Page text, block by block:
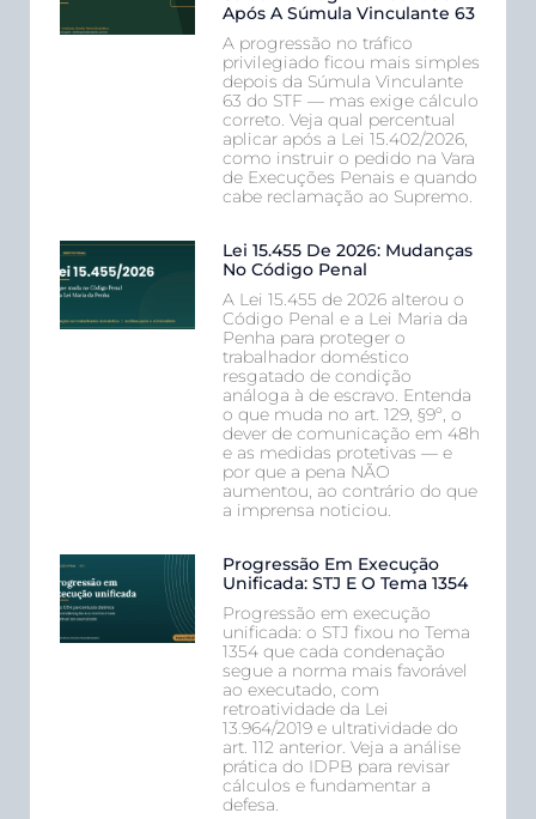
Após A Súmula Vinculante 63
A progressão no tráfico
privilegiado ficou mais simples
depois da Súmula Vinculante
63 do STF — mas exige cálculo
correto. Veja qual percentual
aplicar após a Lei 15.402/2026,
como instruir o pedido na Vara
de Execuções Penais e quando
cabe reclamação ao Supremo.
Lei 15.455 De 2026: Mudanças
No Código Penal
A Lei 15.455 de 2026 alterou o
Código Penal e a Lei Maria da
Penha para proteger o
trabalhador doméstico
resgatado de condição
análoga à de escravo. Entenda
o que muda no art. 129, §9º, o
dever de comunicação em 48h
e as medidas protetivas — e
por que a pena NÃO
aumentou, ao contrário do que
a imprensa noticiou.
Progressão Em Execução
Unificada: STJ E O Tema 1354
Progressão em execução
unificada: o STJ fixou no Tema
1354 que cada condenação
segue a norma mais favorável
ao executado, com
retroatividade da Lei
13.964/2019 e ultratividade do
art. 112 anterior. Veja a análise
prática do IDPB para revisar
cálculos e fundamentar a
defesa.